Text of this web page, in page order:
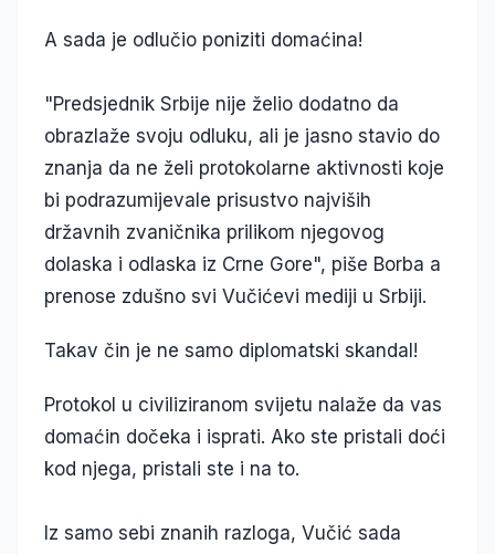
A sada je odlučio poniziti domaćina!
"Predsjednik Srbije nije želio dodatno da
obrazlaže svoju odluku, ali je jasno stavio do
znanja da ne želi protokolarne aktivnosti koje
bi podrazumijevale prisustvo najviših
državnih zvaničnika prilikom njegovog
dolaska i odlaska iz Crne Gore", piše Borba a
prenose zdušno svi Vučićevi mediji u Srbiji.
Takav čin je ne samo diplomatski skandal!
Protokol u civiliziranom svijetu nalaže da vas
domaćin dočeka i isprati. Ako ste pristali doći
kod njega, pristali ste i na to.
Iz samo sebi znanih razloga, Vučić sada